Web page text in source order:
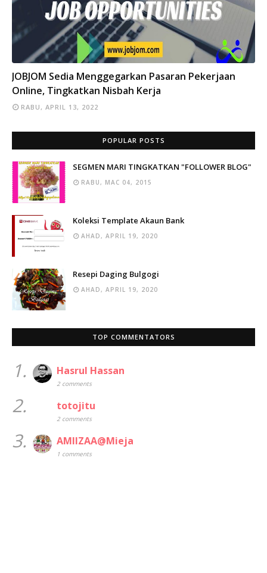
INFO
JOBJOM Sedia Menggegarkan Pasaran Pekerjaan
Online, Tingkatkan Nisbah Kerja
RABU, APRIL 13, 2022
POPULAR POSTS
SEGMEN MARI TINGKATKAN "FOLLOWER BLOG"
RABU, MAC 04, 2015
Koleksi Template Akaun Bank
AHAD, APRIL 19, 2020
Resepi Daging Bulgogi
AHAD, APRIL 19, 2020
TOP COMMENTATORS
1. Hasrul Hassan
2 comments
2. totojitu
2 comments
3. AMIIZAA@Mieja
1 comments